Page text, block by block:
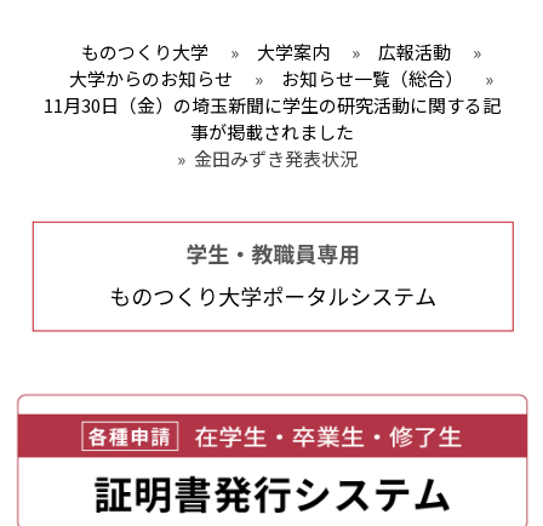
ものつくり大学 » 大学案内 » 広報活動
»
大学からのお知らせ
» お知らせ一覧（総合）
»
11月30日（金）の埼玉新聞に学生の研究活動に関する記
事が掲載されました
» 金田みずき発表状況